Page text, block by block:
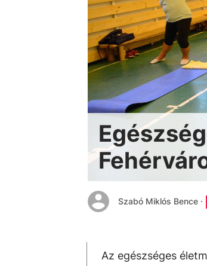
Szabó Miklós Bence ·
Az egészséges